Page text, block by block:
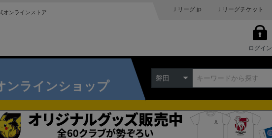
オンラインストア Ｊリーグ.jp Ｊリーグチケット
ログイン
ンラインショップ
磐田